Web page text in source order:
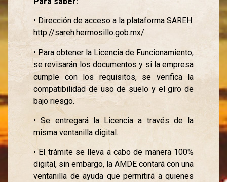
• Dirección de acceso a la plataforma SAREH:
http://sareh.hermosillo.gob.mx/
• Para obtener la Licencia de Funcionamiento,
se revisarán los documentos y si la empresa
cumple con los requisitos, se verifica la
compatibilidad de uso de suelo y el giro de
bajo riesgo.
• Se entregará la Licencia a través de la
misma ventanilla digital.
• El trámite se lleva a cabo de manera 100%
digital, sin embargo, la AMDE contará con una
ventanilla de ayuda que permitirá a quienes